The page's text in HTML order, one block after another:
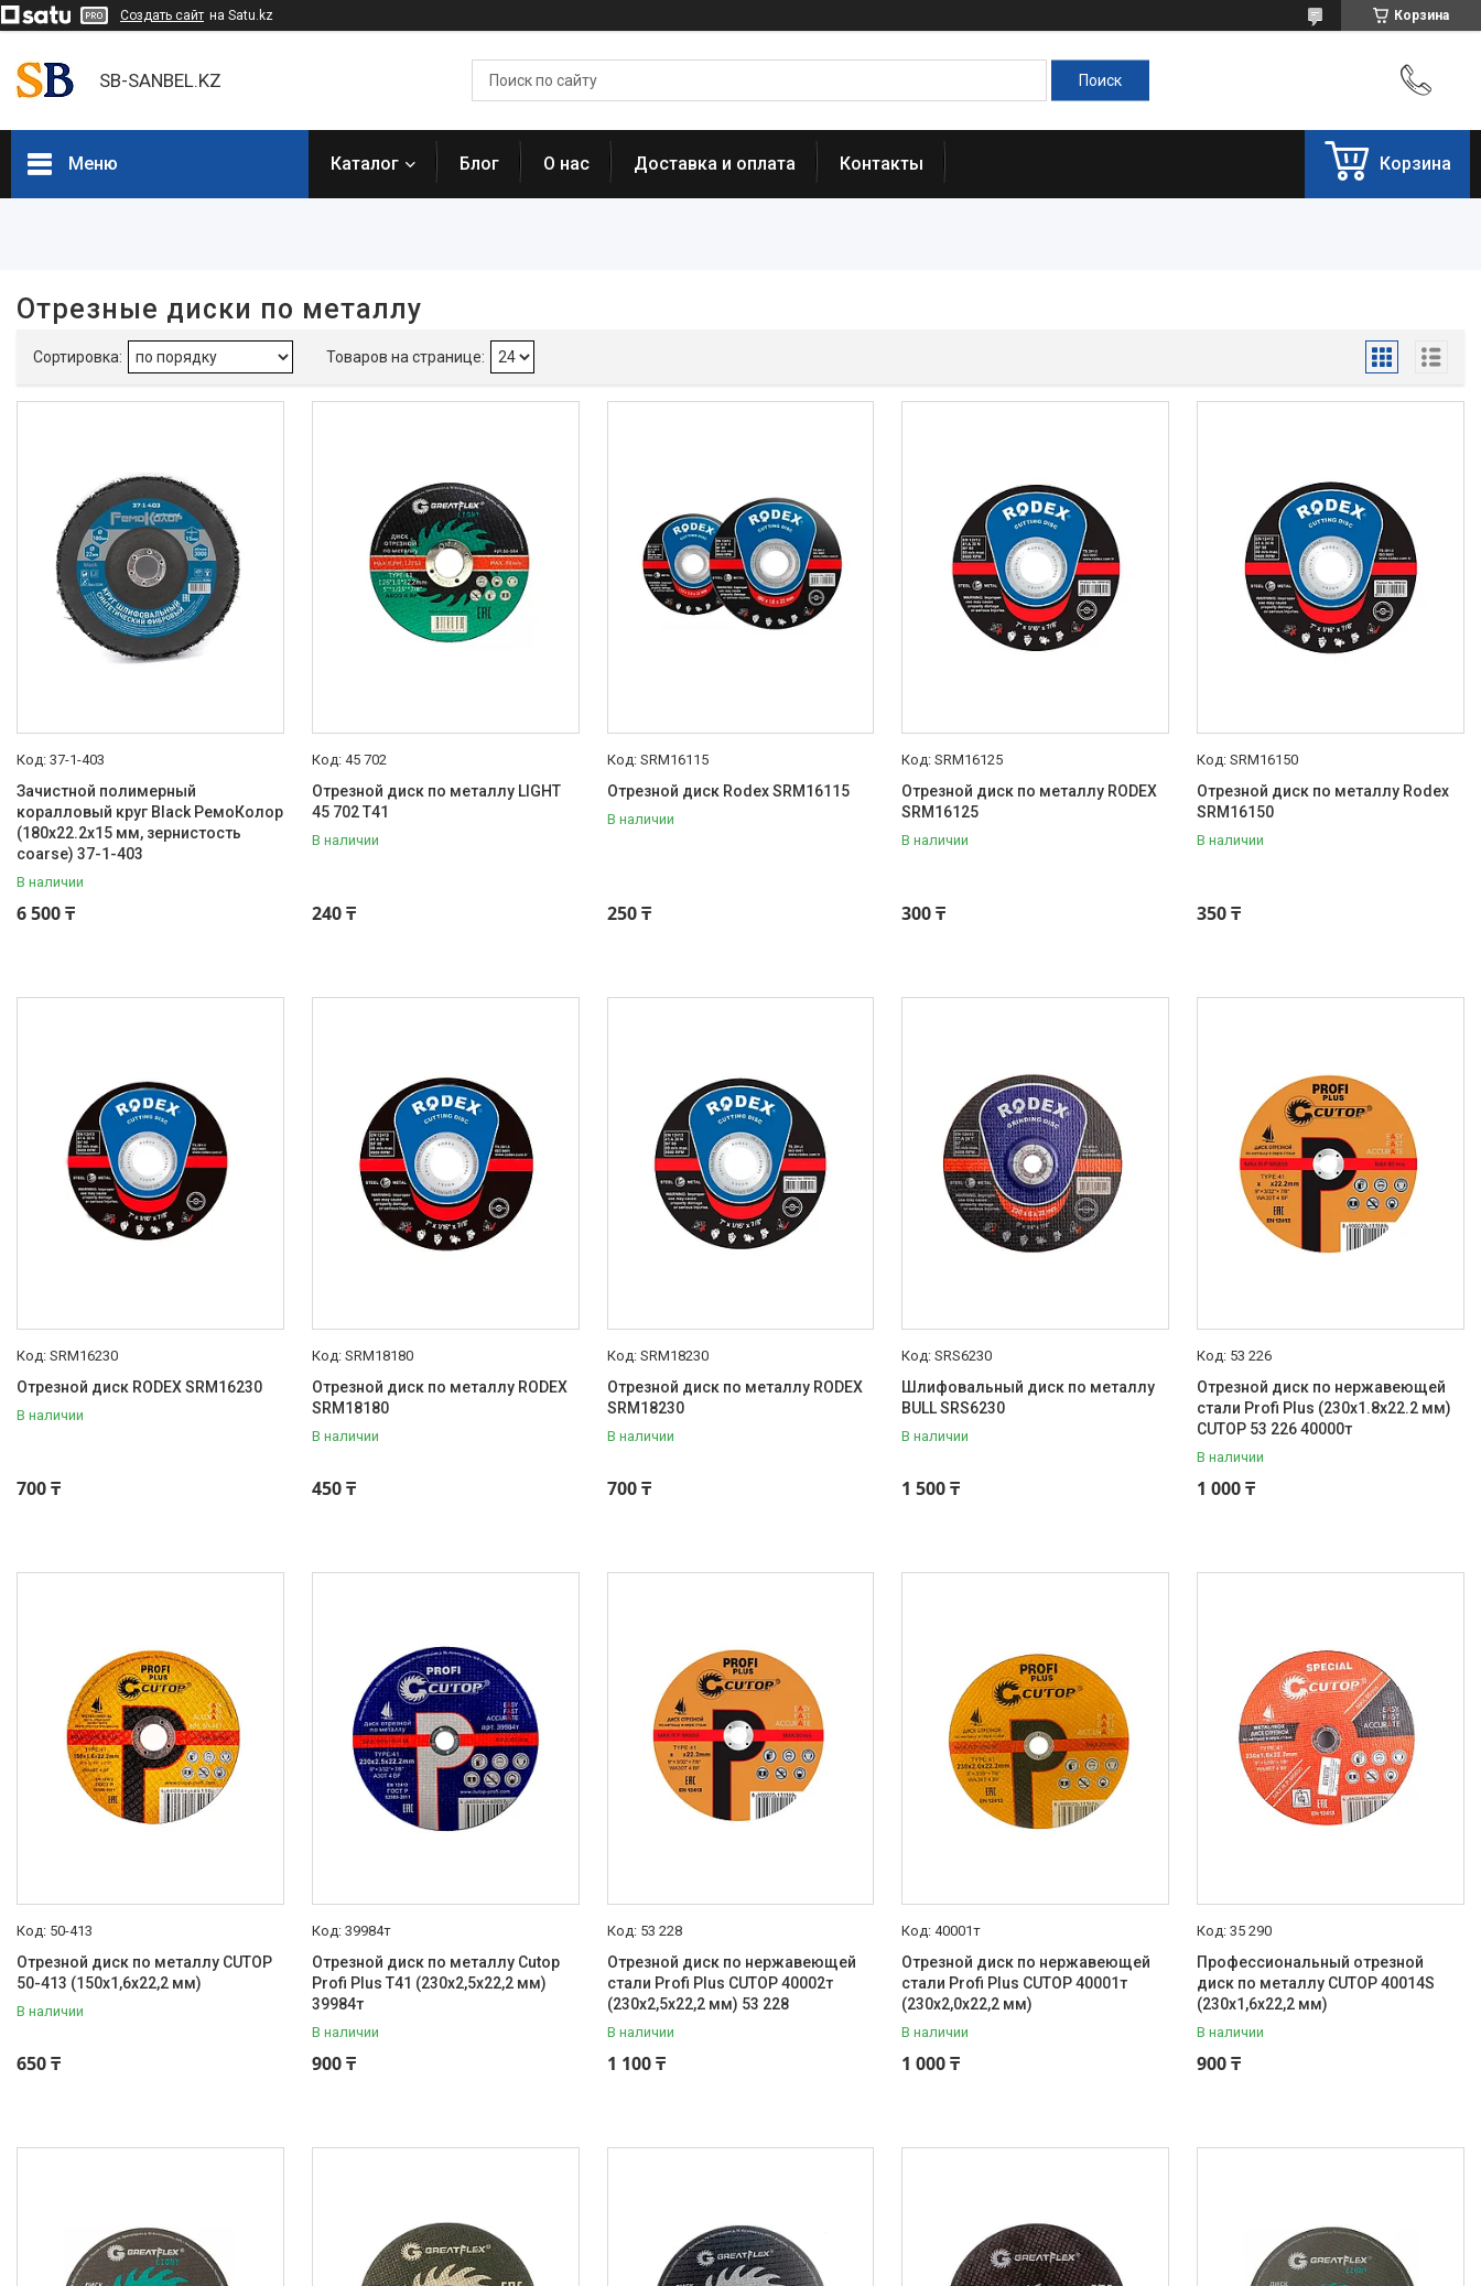
Создать сайт на Satu.kz Корзина
SB-SANBEL.KZ
Меню
Наличие
В наличии 36
Каталог товаров
Электроинструмент
Строительное оборудование и
техника
Компрессоры
Генераторы
Сварочное оборудование
Станки для работы с
арматурой
Станки
Садовая техника и инструмент
Мойка, клининг, уход за авто
Климатическая техника
Лестницы
Алмазное бурение
Спецодежда и СИЗ
Автотовары
Монтажный инструмент
Ручные инструменты
Расходные материалы
Каталог Блог О нас Доставка и оплата Контакты Корзина
Отрезные диски по металлу
37-1-403
Зачистной полимерный
коралловый круг Black РемоКолор
(180x22.2x15 мм, зернистость
coarse) 37-1-403
В наличии
6 500 ₸
45 702
Отрезной диск по металлу LIGHT
45 702 T41
В наличии
240 ₸
SRM16115
Отрезной диск Rodex SRM16115
В наличии
250 ₸
SRM16125
Отрезной диск по металлу RODEX
SRM16125
В наличии
300 ₸
SRM16150
Отрезной диск по металлу Rodex
SRM16150
В наличии
350 ₸
SRM16230
Отрезной диск RODEX SRM16230
В наличии
700 ₸
SRM18180
Отрезной диск по металлу RODEX
SRM18180
В наличии
450 ₸
SRM18230
Отрезной диск по металлу RODEX
SRM18230
В наличии
700 ₸
SRS6230
Шлифовальный диск по металлу
BULL SRS6230
В наличии
1 500 ₸
53 226
Отрезной диск по нержавеющей
стали Profi Plus (230х1.8х22.2 мм)
CUTOP 53 226 40000т
В наличии
1 000 ₸
50-413
Отрезной диск по металлу CUTOP
50-413 (150х1,6х22,2 мм)
В наличии
650 ₸
39984т
Отрезной диск по металлу Cutop
Profi Plus Т41 (230х2,5х22,2 мм)
39984т
В наличии
900 ₸
53 228
Отрезной диск по нержавеющей
стали Profi Plus CUTOP 40002т
(230х2,5х22,2 мм) 53 228
В наличии
1 100 ₸
40001т
Отрезной диск по нержавеющей
стали Profi Plus CUTOP 40001т
(230х2,0х22,2 мм)
В наличии
1 000 ₸
35 290
Профессиональный отрезной
диск по металлу CUTOP 40014S
(230х1,6х22,2 мм)
В наличии
900 ₸